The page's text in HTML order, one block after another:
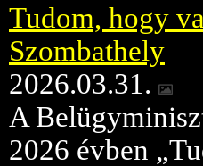
Tudom, hogy
Szombathely
2026.03.31.
A
2026 évben